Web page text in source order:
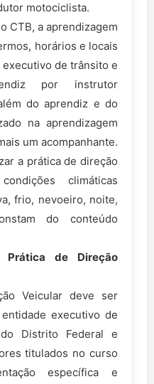
motociclista.
CTB, a aprendizagem
horários e locais
de trânsito e
por instrutor
do aprendiz e do
na aprendizagem
um acompanhante.
a prática de direção
climáticas
frio, nevoeiro, noite,
do conteúdo
Prática de Direção
Veicular deve ser
executivo de
Distrito Federal e
titulados no curso
específica e